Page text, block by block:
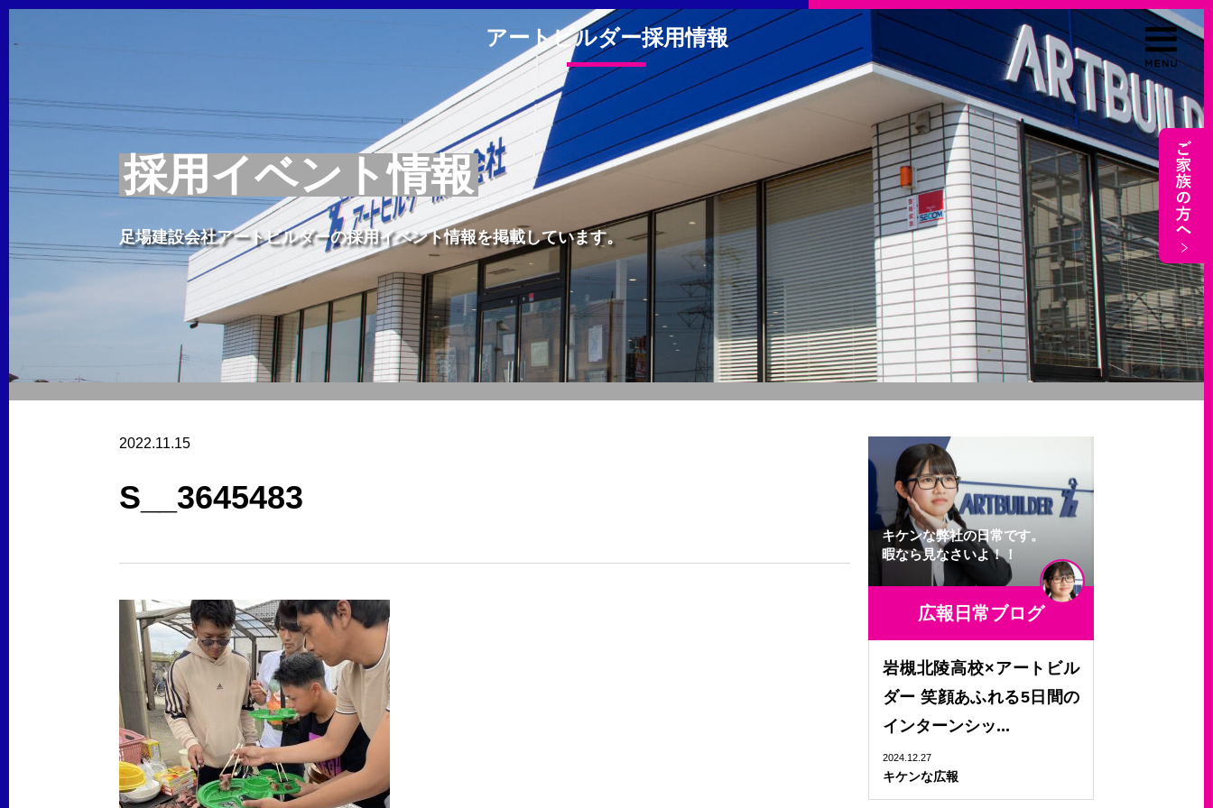
アートビルダー採用情報
採用イベント情報
足場建設会社アートビルダーの採用イベント情報を掲載しています。
2022.11.15
S__3645483
キケンな弊社の日常です。
暇なら見なさいよ！！
広報日常ブログ
岩槻北陵高校×アートビル
ダー 笑顔あふれる5日間の
インターンシッ...
2024.12.27
キケンな広報